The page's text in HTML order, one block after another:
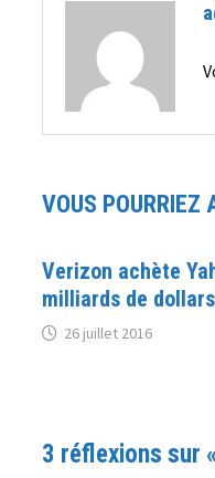
VOUS POURRIEZ
Verizon achète
milliards de dollars
26 juillet 2016
3 réflexions sur «